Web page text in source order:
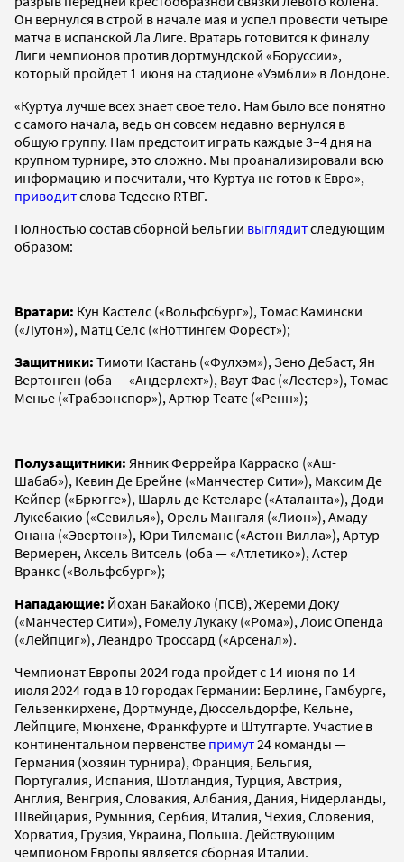
Он вернулся в строй в начале мая и успел провести четыре
матча в испанской Ла Лиге. Вратарь готовится к финалу
Лиги чемпионов против дортмундской «Боруссии»,
который пройдет 1 июня на стадионе «Уэмбли» в Лондоне.
«Куртуа лучше всех знает свое тело. Нам было все понятно
с самого начала, ведь он совсем недавно вернулся в
общую группу. Нам предстоит играть каждые 3–4 дня на
крупном турнире, это сложно. Мы проанализировали всю
информацию и посчитали, что Куртуа не готов к Евро», —
приводитслова Тедеско RTBF.
Полностью состав сборной Бельгии выглядитследующим
образом:
Вратари: Кун Кастелс («Вольфсбург»), Томас Камински
(«Лутон»), Матц Селс («Ноттингем Форест»);
Защитники: Тимоти Кастань («Фулхэм»), Зено Дебаст, Ян
Вертонген (оба — «Андерлехт»), Ваут Фас («Лестер»), Томас
Менье («Трабзонспор»), Артюр Теате («Ренн»);
Полузащитники: Янник Феррейра Карраско («Аш-
Шабаб»), Кевин Де Брейне («Манчестер Сити»), Максим Де
Кейпер («Брюгге»), Шарль де Кетеларе («Аталанта»), Доди
Лукебакио («Севилья»), Орель Мангаля («Лион»), Амаду
Онана («Эвертон»), Юри Тилеманс («Астон Вилла»), Артур
Вермерен, Аксель Витсель (оба — «Атлетико»), Астер
Вранкс («Вольфсбург»);
Нападающие: Йохан Бакайоко (ПСВ), Жереми Доку
(«Манчестер Сити»), Ромелу Лукаку («Рома»), Лоис Опенда
(«Лейпциг»), Леандро Троссард («Арсенал»).
Чемпионат Европы 2024 года пройдет с 14 июня по 14
июля 2024 года в 10 городах Германии: Берлине, Гамбурге,
Гельзенкирхене, Дортмунде, Дюссельдорфе, Кельне,
Лейпциге, Мюнхене, Франкфурте и Штутгарте. Участие в
континентальном первенстве примут24 команды —
Германия (хозяин турнира), Франция, Бельгия,
Португалия, Испания, Шотландия, Турция, Австрия,
Англия, Венгрия, Словакия, Албания, Дания, Нидерланды,
Швейцария, Румыния, Сербия, Италия, Чехия, Словения,
Хорватия, Грузия, Украина, Польша. Действующим
чемпионом Европы является сборная Италии.